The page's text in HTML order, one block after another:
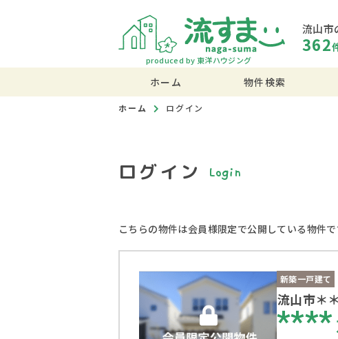
流山市
362
produced by 東洋ハウジング
ホーム 物件検索
ホーム ログイン
ログイン Login
こちらの物件は会員様限定で公開している物件
新築一戸建て
流山市＊
****